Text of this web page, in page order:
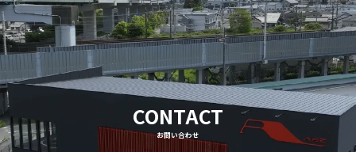
CONTACT
お問い合わせ